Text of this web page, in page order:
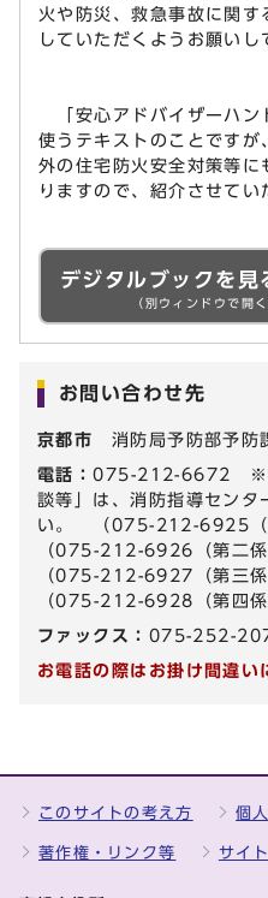
火や防災、救急事故に関
していただくようお願いし
「安心アドバイザーハン
使うテキストのことですが
外の住宅防火安全対策等に
りますので、紹介させてい
デジタルブックを見
（別ウィンドウで開く
お問い合わせ先
京都市 消防局予防部予防
電話：075-212-6672 ※「
談等」は、消防指導センタ
い。 （075-212-6925（
（075-212-6926（第二係
（075-212-6927（第三係
（075-212-6928（第四係
ファックス： 075-252-
お電話の際はお掛け間違い
このサイトの考え方 個
著作権・リンク等 サイ